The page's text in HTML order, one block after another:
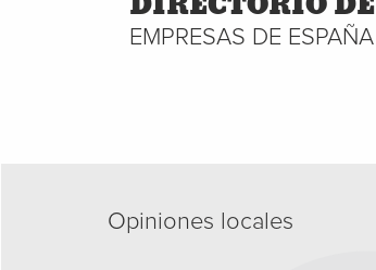
EMPRESAS DE ESPAÑA
Opiniones locales